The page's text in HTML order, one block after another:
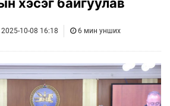
2025-10-08 16:18 6 мин унших